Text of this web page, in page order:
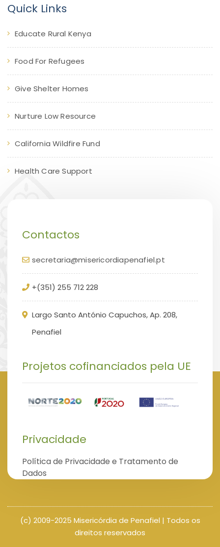
Quick Links
Educate Rural Kenya
Food For Refugees
Give Shelter Homes
Nurture Low Resource
California Wildfire Fund
Health Care Support
Contactos
secretaria@misericordiapenafiel.pt
+(351) 255 712 228
Largo Santo António Capuchos, Ap. 208,
Penafiel
Projetos cofinanciados pela UE
Privacidade
Política de Privacidade e Tratamento de
Dados
(c) 2009-2025 Misericórdia de Penafiel | Todos os
direitos reservados